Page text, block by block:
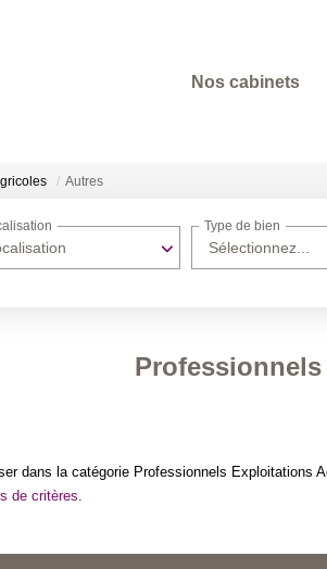
Nos cabinets
Autres
Sélectionnez...
Type de bien
dans la catégorie Professionnels Exploitations
de critères.